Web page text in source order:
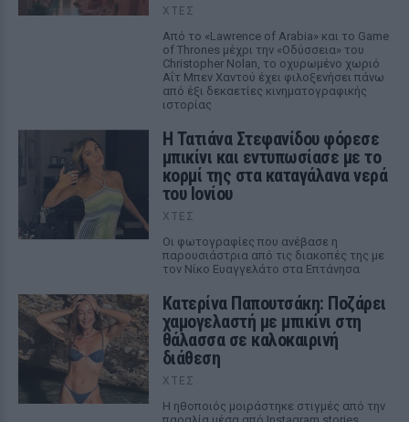
ΧΤΕΣ
Από το «Lawrence of Arabia» και το Game
of Thrones μέχρι την «Οδύσσεια» του
Christopher Nolan, το οχυρωμένο χωριό
Αΐτ Μπεν Χαντού έχει φιλοξενήσει πάνω
από έξι δεκαετίες κινηματογραφικής
ιστορίας
Η Τατιάνα Στεφανίδου φόρεσε
μπικίνι και εντυπωσίασε με το
κορμί της στα καταγάλανα νερά
του Ιονίου
ΧΤΕΣ
Οι φωτογραφίες που ανέβασε η
παρουσιάστρια από τις διακοπές της με
τον Νίκο Ευαγγελάτο στα Επτάνησα
Κατερίνα Παπουτσάκη: Ποζάρει
χαμογελαστή με μπικίνι στη
θάλασσα σε καλοκαιρινή
διάθεση
ΧΤΕΣ
Η ηθοποιός μοιράστηκε στιγμές από την